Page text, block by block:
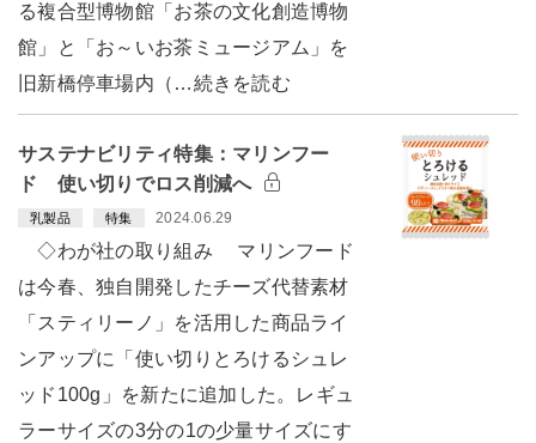
る複合型博物館「お茶の文化創造博物
館」と「お～いお茶ミュージアム」を
旧新橋停車場内（…続きを読む
サステナビリティ特集：マリンフー
ド 使い切りでロス削減へ
乳製品 特集 2024.06.29
◇わが社の取り組み マリンフード
は今春、独自開発したチーズ代替素材
「スティリーノ」を活用した商品ライ
ンアップに「使い切りとろけるシュレ
ッド100g」を新たに追加した。レギュ
ラーサイズの3分の1の少量サイズにす